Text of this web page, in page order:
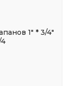
1" * 3/4"